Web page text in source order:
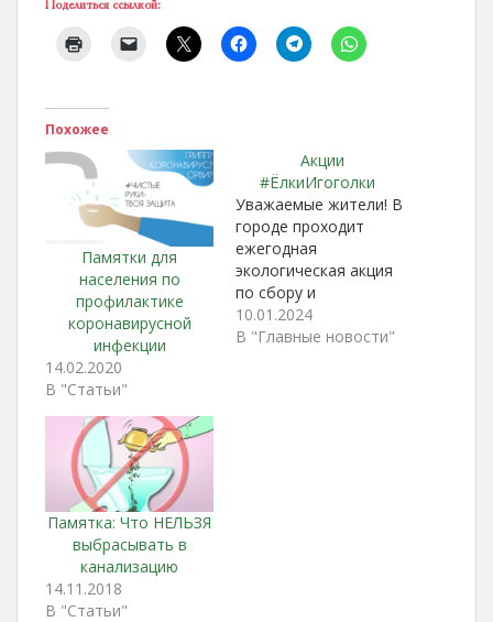
Поделиться ссылкой:
Похожее
Памятки для
населения по
профилактике
коронавирусной
инфекции
14.02.2020
В "Статьи"
Акции
#ЁлкиИгоголки
Уважаемые жители! В
городе проходит
ежегодная
экологическая акция
по сбору и
утилизации ёлочек
после праздников
10.01.2024
В "Главные новости"
Памятка: Что НЕЛЬЗЯ
выбрасывать в
канализацию
14.11.2018
В "Статьи"